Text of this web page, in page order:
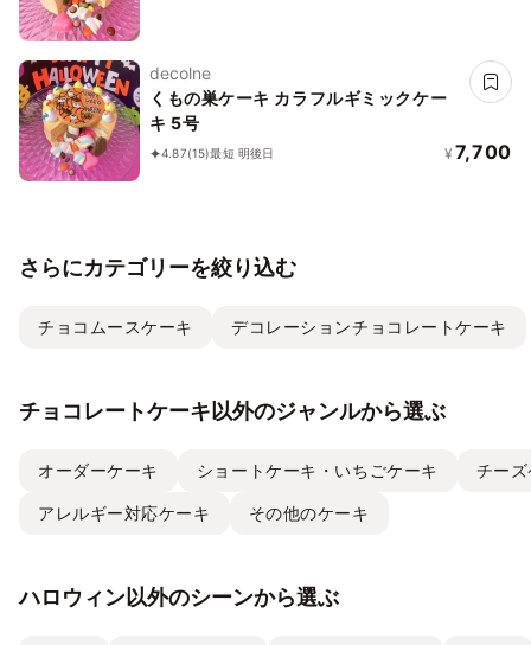
decolne
くもの巣ケーキ カラフルギミックケー
キ 5号
4.87(15)最短 明後日 ¥ 7,700
さらにカテゴリーを絞り込む
チョコムースケーキ デコレーションチョコレートケーキ
チョコレートケーキ以外のジャンルから選ぶ
オーダーケーキ ショートケーキ・いちごケーキ チー
アレルギー対応ケーキ その他のケーキ
ハロウィン以外のシーンから選ぶ